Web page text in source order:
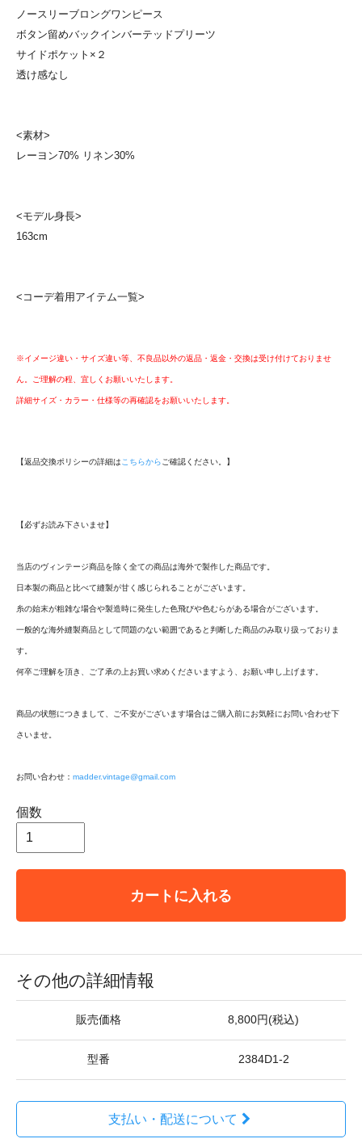
ノースリーブロングワンピース
ボタン留めバックインバーテッドプリーツ
サイドポケット×２
透け感なし
<素材>
レーヨン70% リネン30%
<モデル身長>
163cm
<コーデ着用アイテム一覧>
※イメージ違い・サイズ違い等、不良品以外の返品・返金・交換は受け付けておりませ
ん。ご理解の程、宜しくお願いいたします。
詳細サイズ・カラー・仕様等の再確認をお願いいたします。
【返品交換ポリシーの詳細は こちらから ご確認ください。】
【必ずお読み下さいませ】
当店のヴィンテージ商品を除く全ての商品は海外で製作した商品です。
日本製の商品と比べて縫製が甘く感じられることがございます。
糸の始末が粗雑な場合や製造時に発生した色飛びや色むらがある場合がございます。
一般的な海外縫製商品として問題のない範囲であると判断した商品のみ取り扱っておりま
す。
何卒ご理解を頂き、ご了承の上お買い求めくださいますよう、お願い申し上げます。
商品の状態につきまして、ご不安がございます場合はご購入前にお気軽にお問い合わせ下
さいませ。
お問い合わせ： madder.vintage@gmail.com
個数
カートに入れる
その他の詳細情報
販売価格 8,800円(税込)
型番 2384D1-2
支払い・配送について